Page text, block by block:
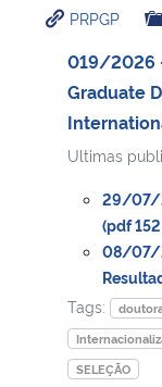
Ministério da Cidadania
Ministério de Minas e
Ministério da Ciência,
Ministério do Meio
Ministério do Turismo
Ministério do
PRPGP
019/2026
Graduate
Ultimas
29/07/
(pdf
08/07/
Tags:
SELEÇÃO